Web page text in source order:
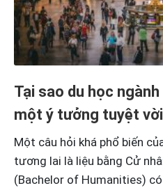
Tại sao du học
một ý tưởng tuyệt
Một câu hỏi khá phổ biến
tương lai là liệu bằng Cử
(Bachelor of Humanities)